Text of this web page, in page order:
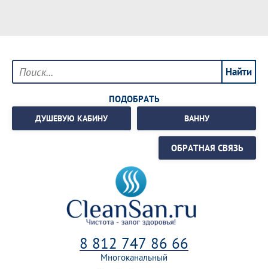
ПОДОБРАТЬ
ДУШЕВУЮ КАБИНУ ВАННУ
ОБРАТНАЯ СВЯЗЬ
8 812 747 86 66
Многоканальный